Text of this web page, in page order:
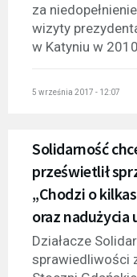
za
wizyty
w Katyniu w 2010
5 września 2017 - 12:07
Solidarność
prześwietlił
„Chodzi o
oraz nadużycia
Działacze
sprawiedliwości